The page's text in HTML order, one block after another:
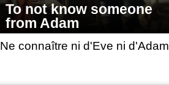
To not know someone
from Adam
Ne connaître ni d'Eve ni d'Adam